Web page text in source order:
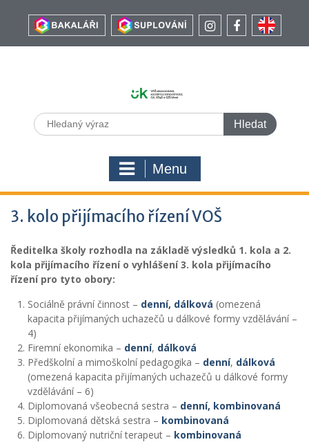
Menu
3. kolo přijímacího řízení VOŠ
Ředitelka školy rozhodla na základě výsledků 1. kola a 2.
kola přijímacího řízení o vyhlášení 3. kola přijímacího
řízení pro tyto obory:
Sociálně právní činnost – denní, dálková (omezená
kapacita přijímaných uchazečů u dálkové formy vzdělávání –
4)
Firemní ekonomika – denní, dálková
Předškolní a mimoškolní pedagogika – denní, dálková
(omezená kapacita přijímaných uchazečů u dálkové formy
vzdělávání – 6)
Diplomovaná všeobecná sestra – denní, kombinovaná
Diplomovaná dětská sestra – kombinovaná
Diplomovaný nutriční terapeut – kombinovaná